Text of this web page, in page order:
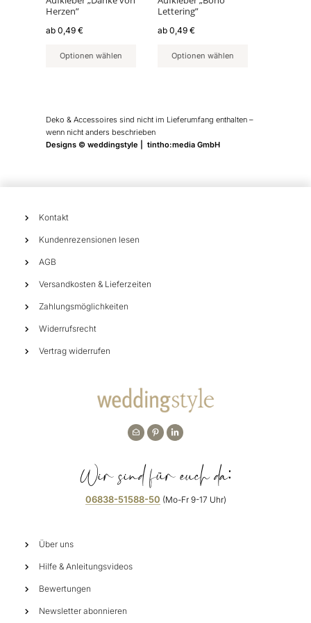
Herzen”
ab 0,49 €
Optionen wählen
auf
der
gewählt
Lettering”
ab0,49€
Optionen wählen
auf
der
gewählt
Deko & Accessoires sind nicht im Lieferumfang enthalten –
wenn nicht anders beschrieben
Designs © weddingstyle | tintho:media GmbH
Kontakt
Kundenrezensionen lesen
AGB
Versandkosten & Lieferzeiten
Zahlungsmöglichkeiten
Widerrufsrecht
Vertrag widerrufen
Wir sind für euch da:
06838-51588-50 (Mo-Fr 9-17 Uhr)
Über uns
Hilfe & Anleitungsvideos
Bewertungen
Newsletter abonnieren